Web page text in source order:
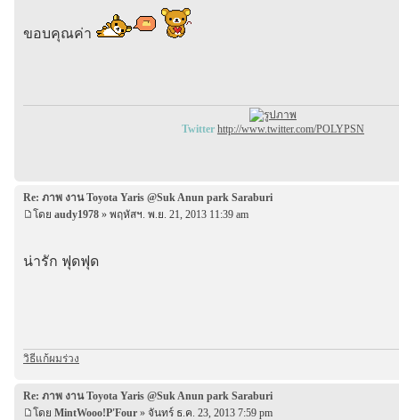
ขอบคุณค่า
Twitter http://www.twitter.com/POLYPSN
Re: ภาพ งาน Toyota Yaris @Suk Anun park Saraburi
โดย audy1978 » พฤหัสฯ. พ.ย. 21, 2013 11:39 am
น่ารัก ฟุดฟุด
วิธีแก้ผมร่วง
Re: ภาพ งาน Toyota Yaris @Suk Anun park Saraburi
โดย MintWooo!P'Four » จันทร์ ธ.ค. 23, 2013 7:59 pm